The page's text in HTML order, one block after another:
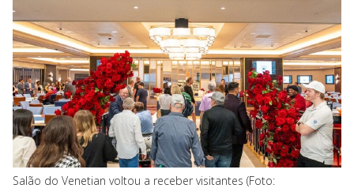
Salão do Venetian voltou a receber visitantes (Foto: